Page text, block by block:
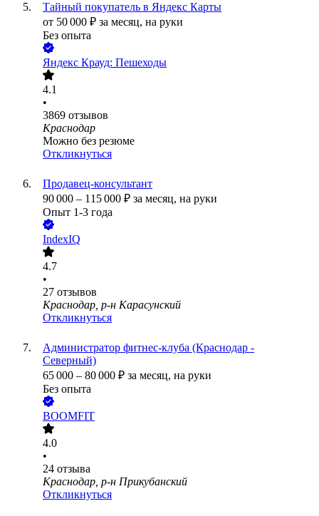
Тайный покупатель в Яндекс Карты
от 50 000 ₽ за месяц, на руки
Без опыта
Яндекс Крауд: Пешеходы
4.1
•
3869 отзывов
Краснодар
Можно без резюме
Откликнуться
Продавец-консультант
90 000 – 115 000 ₽ за месяц, на руки
Опыт 1-3 года
IndexIQ
4.7
•
27 отзывов
Краснодар, р-н Карасунский
Откликнуться
Администратор фитнес-клуба (Краснодар -
Северный)
65 000 – 80 000 ₽ за месяц, на руки
Без опыта
BOOMFIT
4.0
•
24 отзыва
Краснодар, р-н Прикубанский
Откликнуться